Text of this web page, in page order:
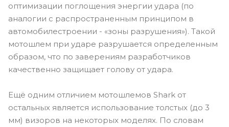
оптимизации поглощения энергии удара (по
аналогии с распространенным принципом в
автомобилестроении - «зоны разрушения»). Такой
мотошлем при ударе разрушается определенным
образом, что по заверениям разработчиков
качественно защищает голову от удара.
Ещё одним отличием мотошлемов Shark от
остальных является использование толстых (до 3
мм) визоров на некоторых моделях. По словам